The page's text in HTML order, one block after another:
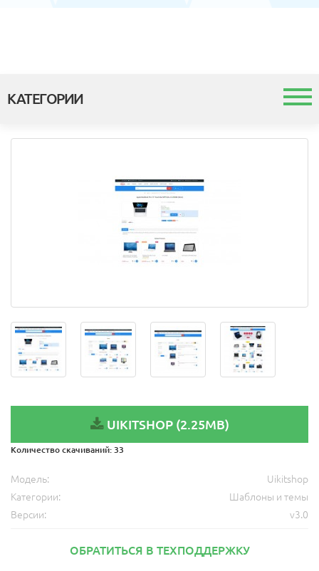
КАТЕГОРИИ
UIKITSHOP (2.25MB)
Количество скачиваний:33
Модель:
Uikitshop
Категории:
Шаблоны и темы
Версии:
v3.0
ОБРАТИТЬСЯ В ТЕХПОДДЕРЖКУ